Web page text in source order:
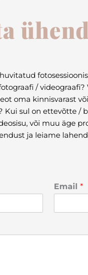
/ videograafi?
oma kinnisvarast
Kui sul on ettevõtte /
või muu äge
ja leiame
Email *